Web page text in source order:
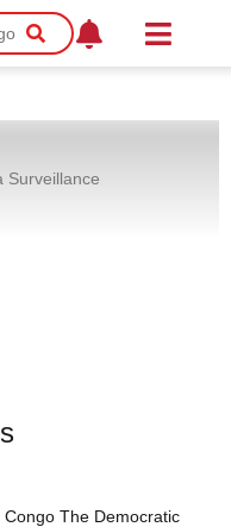
Surveillance
The Democratic